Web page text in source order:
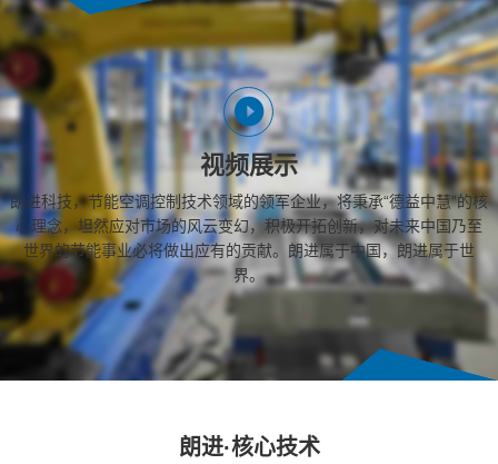
视频展示
朗进科技，节能空调控制技术领域的领军企业，将秉承“德益中慧”的核
心理念，坦然应对市场的风云变幻，积极开拓创新，对未来中国乃至
世界的节能事业必将做出应有的贡献。朗进属于中国，朗进属于世
界。
朗进·核心技术